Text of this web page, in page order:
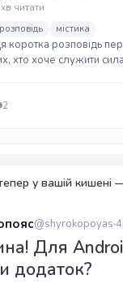
читати
розповідь містика
коротка розповідь
хто хоче служити
що зробили ці троє
до чого
продаж душі. Якщо Ви
2
у вашій кишені
@shyrokopoyas
Для
додаток?